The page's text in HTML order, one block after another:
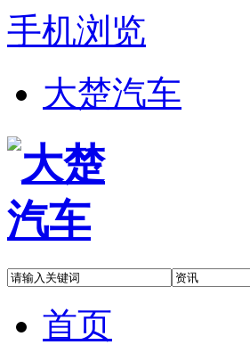
手机浏览
大楚汽车
首页